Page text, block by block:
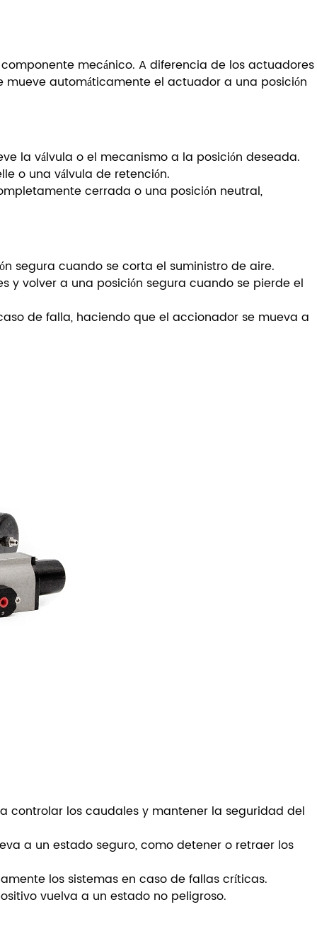
mecánico. A diferencia de los actuadores
mueve automáticamente el actuador a una posición
la válvula o el mecanismo a la posición deseada.
o una válvula de retención.
cerrada o una posición neutral,
segura cuando se corta el suministro de aire.
y volver a una posición segura cuando se pierde el
de falla, haciendo que el accionador se mueva a
controlar los caudales y mantener la seguridad del
a un estado seguro, como detener o retraer los
los sistemas en caso de fallas críticas.
vuelva a un estado no peligroso.